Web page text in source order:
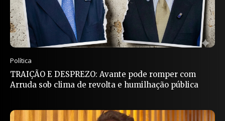
Política
TRAIÇÃO E DESPREZO: Avante pode romper com
Arruda sob clima de revolta e humilhação pública